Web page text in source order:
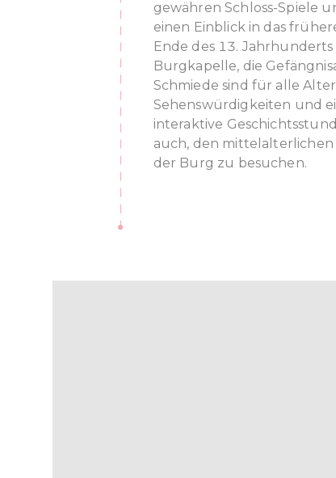
gewähren Schloss-Spiele
einen Einblick in das
Ende des 13.
Burgkapelle, die
Schmiede sind für alle
Sehenswürdigkeiten und
interaktive
auch, den
der Burg zu besuchen.